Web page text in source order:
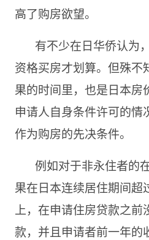
高了购房欲望。
有不少在日华侨认为
资格买房才划算。但殊不
果的时间里，也是日本房
申请人自身条件许可的情
作为购房的先决条件。
例如对于非永住者的
果在日本连续居住期间超
上，在申请住房贷款之前
款，并且申请者前一年的